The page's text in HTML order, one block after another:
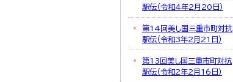
駅伝（令和4年2月20日）
第14回美し国三重市町対抗
駅伝（令和3年2月21日）
第13回美し国三重市町対抗
駅伝（令和2年2月16日）